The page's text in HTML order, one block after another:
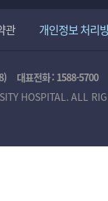
관 개인정보 처리
대표전화 : 1588-5700
HOSPITAL. ALL